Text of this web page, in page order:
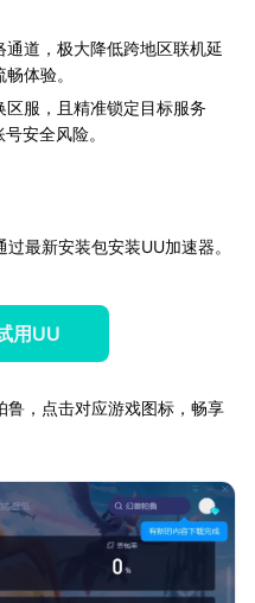
通道，极大降低跨地区联机延
体验。
区服，且精准锁定目标服务
安全风险。
最新安装包安装UU加速器。
用UU
鲁，点击对应游戏图标，畅享